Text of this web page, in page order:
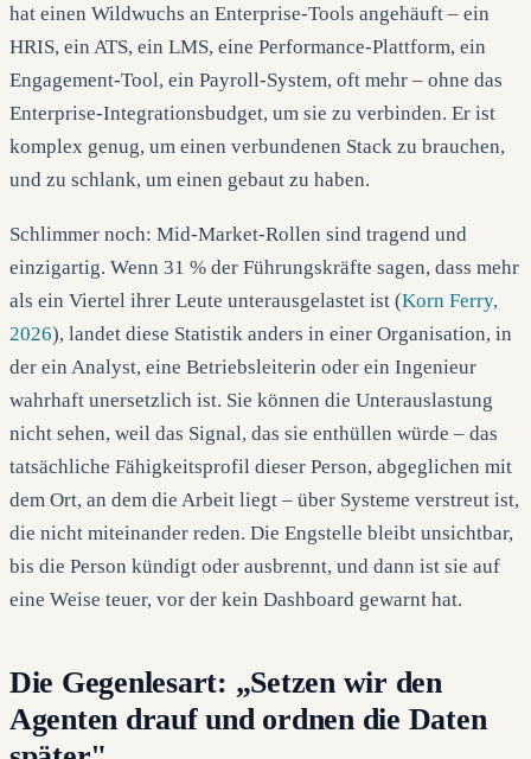
hat einen Wildwuchs an Enterprise-Tools angehäuft – ein
HRIS, ein ATS, ein LMS, eine Performance-Plattform, ein
Engagement-Tool, ein Payroll-System, oft mehr – ohne das
Enterprise-Integrationsbudget, um sie zu verbinden. Er ist
komplex genug, um einen verbundenen Stack zu brauchen,
und zu schlank, um einen gebaut zu haben.
Schlimmer noch: Mid-Market-Rollen sind tragend und
einzigartig. Wenn 31 % der Führungskräfte sagen, dass mehr
als ein Viertel ihrer Leute unterausgelastet ist (Korn Ferry,
2026), landet diese Statistik anders in einer Organisation, in
der ein Analyst, eine Betriebsleiterin oder ein Ingenieur
wahrhaft unersetzlich ist. Sie können die Unterauslastung
nicht sehen, weil das Signal, das sie enthüllen würde – das
tatsächliche Fähigkeitsprofil dieser Person, abgeglichen mit
dem Ort, an dem die Arbeit liegt – über Systeme verstreut ist,
die nicht miteinander reden. Die Engstelle bleibt unsichtbar,
bis die Person kündigt oder ausbrennt, und dann ist sie auf
eine Weise teuer, vor der kein Dashboard gewarnt hat.
Die Gegenlesart: „Setzen wir den
Agenten drauf und ordnen die Daten